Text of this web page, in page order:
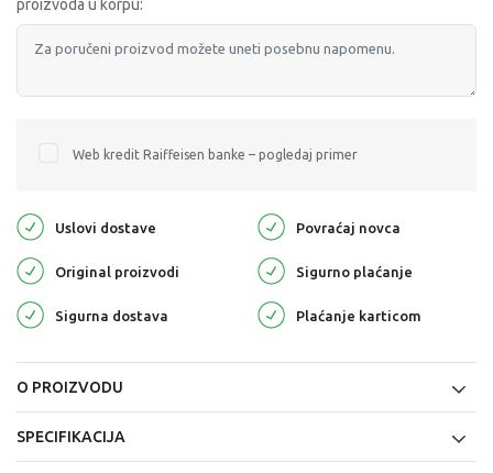
proizvoda u korpu:
Web kredit Raiffeisen banke – pogledaj primer
Uslovi dostave Povraćaj novca
Original proizvodi Sigurno plaćanje
Sigurna dostava Plaćanje karticom
O PROIZVODU
SPECIFIKACIJA